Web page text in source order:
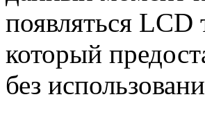
появляться
который
без